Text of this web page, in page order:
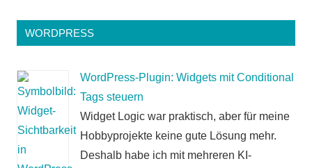
WORDPRESS
WordPress-Plugin: Widgets mit Conditional
Tags steuern
Widget Logic war praktisch, aber für meine
Hobbyprojekte keine gute Lösung mehr.
Deshalb habe ich mit mehreren KI-